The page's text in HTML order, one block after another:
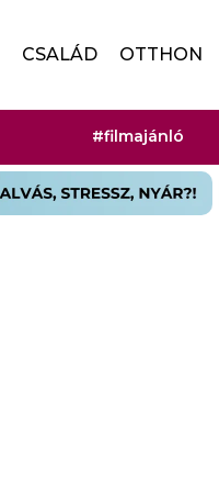
CSALÁD OTTHON
#filmajánló